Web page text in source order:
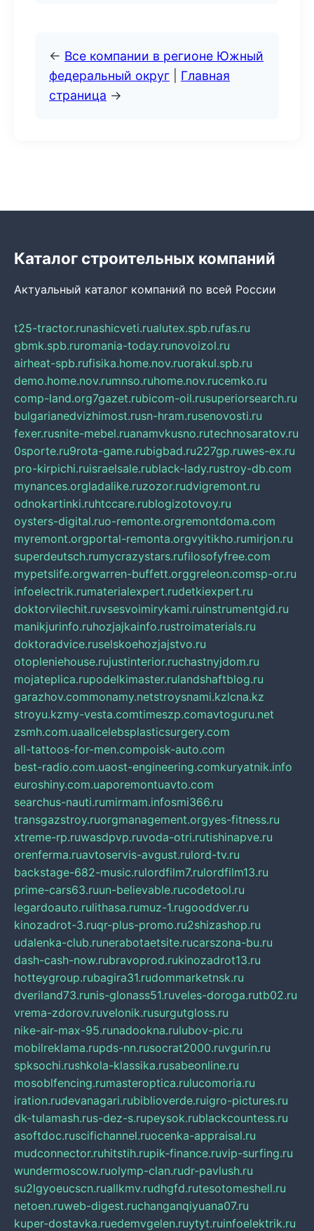
← Все компании в регионе Южный
федеральный округ
Главная
страница →
Каталог строительных компаний
Актуальный каталог компаний по всей России
t25-tractor.runashicveti.rualutex.spb.rufas.ru
gbmk.spb.ruromania-today.runovoizol.ru
airheat-spb.rufisika.home.nov.ruorakul.spb.ru
demo.home.nov.rumnso.ruhome.nov.rucemko.ru
comp-land.org7gazet.rubicom-oil.rusuperiorsearch.ru
bulgarianedvizhimost.rusn-hram.rusenovosti.ru
fexer.rusnite-mebel.ruanamvkusno.rutechnosaratov.ru
0sporte.ru9rota-game.rubigbad.ru227gp.ruwes-ex.ru
pro-kirpichi.ruisraelsale.rublack-lady.rustroy-db.com
mynances.orgladalike.ruzozor.rudvigremont.ru
odnokartinki.ruhtccare.rublogizotovoy.ru
oysters-digital.ruo-remonte.orgremontdoma.com
myremont.orgportal-remonta.orgvyitikho.rumirjon.ru
superdeutsch.rumycrazystars.rufilosofyfree.com
mypetslife.orgwarren-buffett.orggreleon.comsp-or.ru
infoelectrik.rumaterialexpert.rudetkiexpert.ru
doktorvilechit.ruvsesvoimirykami.ruinstrumentgid.ru
manikjurinfo.ruhozjajkainfo.rustroimaterials.ru
doktoradvice.ruselskoehozjajstvo.ru
otopleniehouse.rujustinterior.ruchastnyjdom.ru
mojateplica.rupodelkimaster.rulandshaftblog.ru
garazhov.commonamy.netstroysnami.kzlcna.kz
stroyu.kzmy-vesta.comtimeszp.comavtoguru.net
zsmh.com.uaallcelebsplasticsurgery.com
all-tattoos-for-men.compoisk-auto.com
best-radio.com.uaost-engineering.comkuryatnik.info
euroshiny.com.uaporemontuavto.com
searchus-nauti.rumirmam.infosmi366.ru
transgazstroy.ruorgmanagement.orgyes-fitness.ru
xtreme-rp.ruwasdpvp.ruvoda-otri.rutishinapve.ru
orenferma.ruavtoservis-avgust.rulord-tv.ru
backstage-682-music.rulordfilm7.rulordfilm13.ru
prime-cars63.ruun-believable.rucodetool.ru
legardoauto.rulithasa.rumuz-1.rugooddver.ru
kinozadrot-3.ruqr-plus-promo.ru2shizashop.ru
udalenka-club.runerabotaetsite.rucarszona-bu.ru
dash-cash-now.rubravoprod.rukinozadrot13.ru
hotteygroup.rubagira31.rudommarketnsk.ru
dveriland73.runis-glonass51.ruveles-doroga.rutb02.ru
vrema-zdorov.ruvelonik.rusurgutgloss.ru
nike-air-max-95.runadookna.rulubov-pic.ru
mobilreklama.rupds-nn.rusocrat2000.ruvgurin.ru
spksochi.rushkola-klassika.rusabeonline.ru
mosoblfencing.rumasteroptica.rulucomoria.ru
iration.rudevanagari.rubiblioverde.ruigro-pictures.ru
dk-tulamash.rus-dez-s.rupeysok.rublackcountess.ru
asoftdoc.ruscifichannel.ruocenka-appraisal.ru
mudconnector.ruhitstih.rupik-finance.ruvip-surfing.ru
wundermoscow.ruolymp-clan.rudr-pavlush.ru
su2lgyoeucscn.ruallkmv.rudhgfd.rutesotomeshell.ru
netoen.ruweb-digest.ruchanganqiyuana07.ru
kuper-dostavka.ruedemvgelen.ruytyt.ruinfoelektrik.ru